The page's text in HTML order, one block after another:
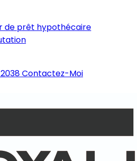
de prêt hypothécaire
Contactez-Moi